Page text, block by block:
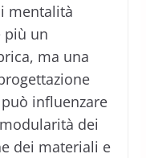
mentalità
più un
ma una
influenzare
dei
dei materiali e